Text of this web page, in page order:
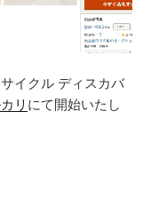
イクル ディスカバ
リ にて開始いたし